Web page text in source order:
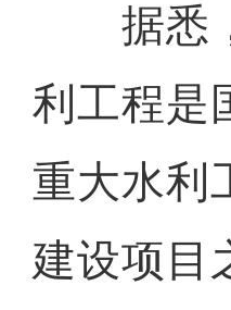
据悉，
利工程是
重大水利
建设项目